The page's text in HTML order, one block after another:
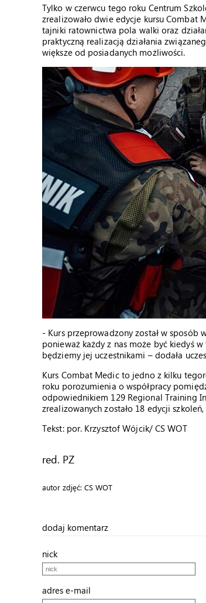
Tylko w czerwcu tego roku Centrum
zrealizowało dwie edycje kursu Combat
tajniki ratownictwa pola walki oraz
praktyczną realizacją działania
większe od posiadanych możliwości.
- Kurs przeprowadzony został w sposób
ponieważ każdy z nas może być kiedyś
będziemy jej uczestnikami – dodała
Kurs Combat Medic to jedno z kilku
roku porozumienia o współpracy
odpowiednikiem 129 Regional Training
zrealizowanych zostało 18 edycji
Tekst: por. Krzysztof Wójcik/ CS WOT
red. PZ
autor zdjęć: CS WOT
dodaj komentarz
nick
adres e-mail